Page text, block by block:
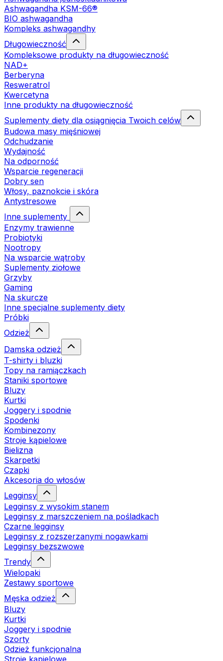
Ashwagandha KSM-66®
BIO ashwagandha
Kompleks ashwagandhy
Długowieczność
Kompleksowe produkty na długowieczność
NAD+
Berberyna
Resweratrol
Kwercetyna
Inne produkty na długowieczność
Suplementy diety dla osiągnięcia Twoich celów
Budowa masy mięśniowej
Odchudzanie
Wydajność
Na odporność
Wsparcie regeneracji
Dobry sen
Włosy, paznokcie i skóra
Antystresowe
Inne suplementy
Enzymy trawienne
Probiotyki
Nootropy
Na wsparcie wątroby
Suplementy ziołowe
Grzyby
Gaming
Na skurcze
Inne specjalne suplementy diety
Próbki
Odzież
Damska odzież
T-shirty i bluzki
Topy na ramiączkach
Staniki sportowe
Bluzy
Kurtki
Joggery i spodnie
Spodenki
Kombinezony
Stroje kąpielowe
Bielizna
Skarpetki
Czapki
Akcesoria do włosów
Legginsy
Legginsy z wysokim stanem
Legginsy z marszczeniem na pośladkach
Czarne legginsy
Legginsy z rozszerzanymi nogawkami
Legginsy bezszwowe
Trendy
Wielopaki
Zestawy sportowe
Męska odzież
Bluzy
Kurtki
Joggery i spodnie
Szorty
Odzież funkcjonalna